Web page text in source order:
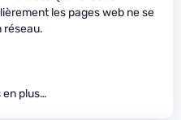
les pages web ne se
réseau.
en plus…